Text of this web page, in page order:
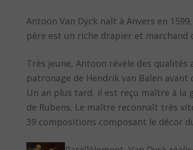
Antoon Van Dyck naît à Anvers en
père est un riche drapier et marchand
Très jeune, Antoon révèle des
patronage de Hendrik van Balen avant
Un an plus tard, il est reçu maître à la
de Rubens. Le maître reconnaît très
39 compositions composant le décor